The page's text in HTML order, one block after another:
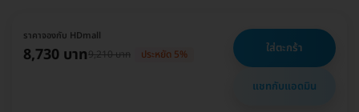
ราคาจองกับ HDmall
8,730 บาท9,210 บาท ประหยัด 5% ใส่ตะกร้า
แชทกับแอดมิน